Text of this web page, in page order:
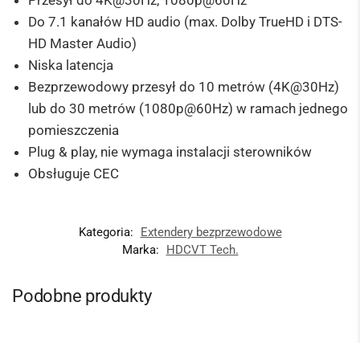
Do 7.1 kanałów HD audio (max. Dolby TrueHD i DTS-
HD Master Audio)
Niska latencja
Bezprzewodowy przesył do 10 metrów (4K@30Hz)
lub do 30 metrów (1080p@60Hz) w ramach jednego
pomieszczenia
Plug & play, nie wymaga instalacji sterowników
Obsługuje CEC
Kategoria:
Extendery bezprzewodowe
Marka:
HDCVT Tech.
Podobne produkty